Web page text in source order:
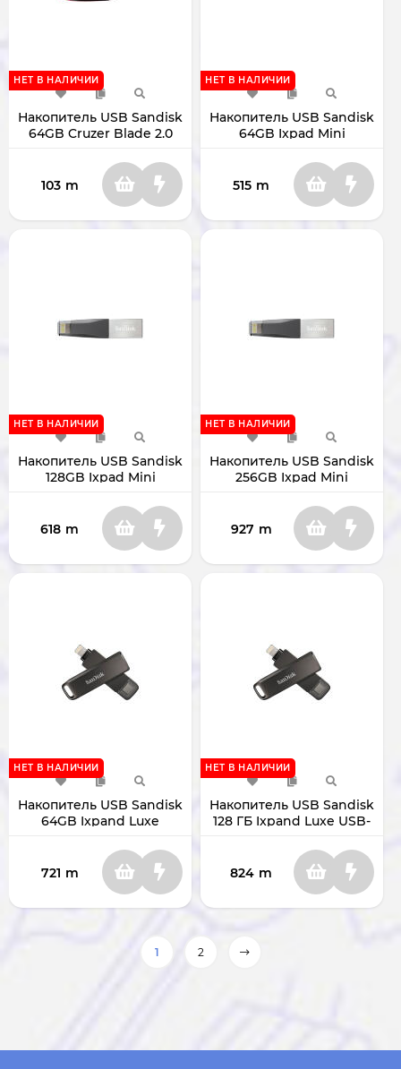
Накопитель USB Sandisk
64GB Cruzer Blade 2.0
НЕТ В НАЛИЧИИ
103 m
Накопитель USB Sandisk
64GB Ixpad Mini
SDIX40N64GGN6NE
НЕТ В НАЛИЧИИ
515 m
Накопитель USB Sandisk
128GB Ixpad Mini
SDIX40N128GGN6NE
НЕТ В НАЛИЧИИ
618 m
Накопитель USB Sandisk
256GB Ixpad Mini
SDIX90N-256G-GN6NE
НЕТ В НАЛИЧИИ
927 m
Накопитель USB Sandisk
64GB Ixpand Luxe
SDIX70N-064G-GN6NN
НЕТ В НАЛИЧИИ
721 m
Накопитель USB Sandisk
128 ГБ Ixpand Luxe USB-
128G-GG6NE
НЕТ В НАЛИЧИИ
824 m
1 2